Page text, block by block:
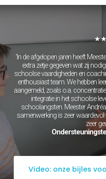
'In de afgelopen jaren heeft
extra zetje gegeven wat zij
schoolse vaardigheden en
enthousiast team. We hebben
aangemeld, zoals o.a.
integratie in het schoolse
schoolangsten. Meester
samenwerking is zeer
zeer
Video: onze bijles